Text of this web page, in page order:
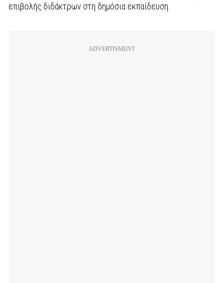
επιβολής διδάκτρων στη δημόσια εκπαίδευση.